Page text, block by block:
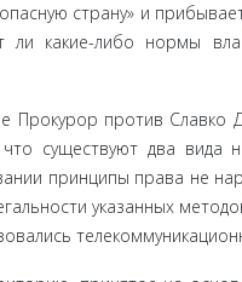
страну» и
какие-либо нор­мы
против Славко
существуют два вида
принципы права не
указанных